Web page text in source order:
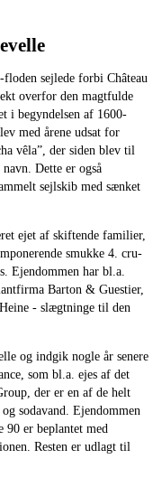
sejlede forbi Château
overfor den magtfulde
i begyndelsen af 1600-
med årene udsat for
vêla”, der siden blev til
Dette er også
sejlskib med sænket
ejet af skiftende familier,
smukke 4. cru-
Ejendommen har bl.a.
Barton & Guestier,
- slægtninge til den
og indgik nogle år senere
som bl.a. ejes af det
der er en af de helt
sodavand. Ejendommen
90 er beplantet med
Resten er udlagt til